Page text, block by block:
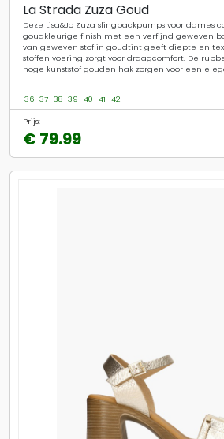
La Strada Zuza Goud
Deze Lisa&Jo Zuza slingbackpumps voor dames
goudkleurige finish met een verfijnd geweven
van geweven stof in goudtint geeft diepte en
stoffen voering zorgt voor draagcomfort. De
hoge kunststof gouden hak zorgen voor een
36 37 38 39 40 41 42
Prijs:
€ 79.99